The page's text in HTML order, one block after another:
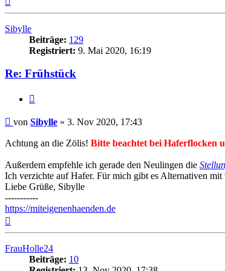
Sibylle
Beiträge: 129
Registriert: 9. Mai 2020, 16:19
Re: Frühstück
Beitrag
von Sibylle » 3. Nov 2020, 17:43
Achtung an die Zölis! Bitte beachtet bei Haferflocken
Außerdem empfehle ich gerade den Neulingen die
Ich verzichte auf Hafer. Für mich gibt es Alternativen
Liebe Grüße, Sibylle
-----------
https://miteigenenhaenden.de
FrauHolle24
Beiträge: 10